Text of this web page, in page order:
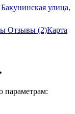
Бакунинская улица,
Отзывы (2)Карта
параметрам: